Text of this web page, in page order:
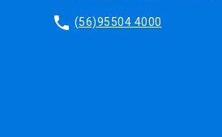
phone (56)95504 4000